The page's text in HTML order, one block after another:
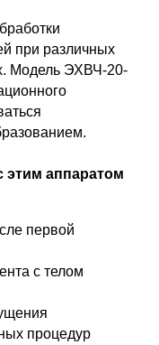
при различных
Модель ЭХВЧ-20-
этим аппаратом
первой
с телом
процедур